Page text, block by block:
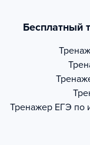
Бесплатный
Тренажер ЕГЭ по